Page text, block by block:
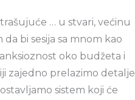
… u stvari, većinu
bi sesija sa mnom kao
oko budžeta i
zajedno prelazimo detalje
sistem koji će